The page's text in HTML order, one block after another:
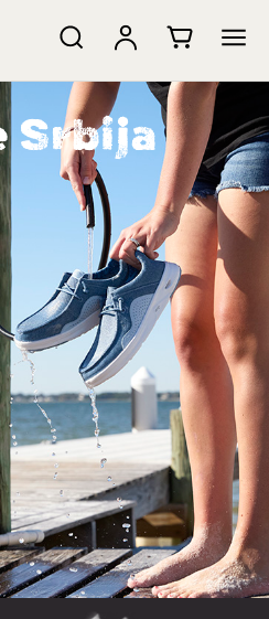
Srbija